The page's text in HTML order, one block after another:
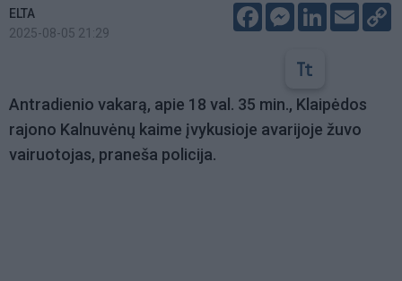
ELTA
2025-08-05 21:29
FacebookMessenger
LinkedIn
Email
Antradienio vakarą, apie 18 val. 35 min., Klaipėdos
rajono Kalnuvėnų kaime įvykusioje avarijoje žuvo
vairuotojas, praneša policija.